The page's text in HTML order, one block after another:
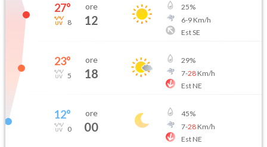
27°
8
ore
12
25%
6-9Km/h
Est SE
23°
5
ore
18
29%
7-28Km/h
Est NE
12°
0
ore
00
45%
7-28Km/h
Est NE